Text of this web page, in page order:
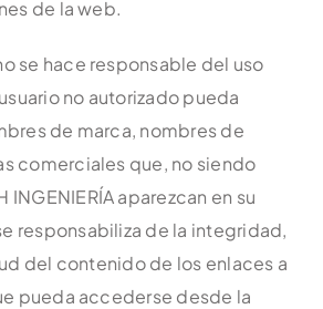
de la web.
se hace responsable del uso
no autorizado pueda
de marca, nombres de
comerciales que, no siendo
aparezcan en su
responsabiliza de la integridad,
del contenido de los enlaces a
pueda accederse desde la